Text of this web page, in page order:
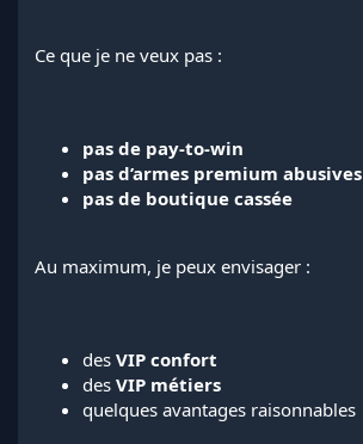
Ce que je ne veux pas :
pas de pay-to-win
pas d’armes premium abusives
pas de boutique cassée
Au maximum, je peux envisager :
des VIP confort
des VIP métiers
quelques avantages raisonnables